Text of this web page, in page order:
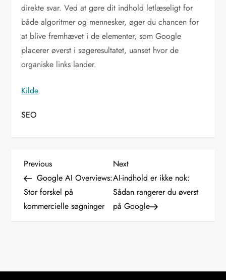
direkte svar. Ved at gøre dit indhold letlæseligt for
både algoritmer og mennesker, øger du chancen for
at blive fremhævet i de elementer, som Google
placerer øverst i søgeresultatet, uanset hvor de
organiske links lander.
Kilde
SEO
I
n
d
Previous
Post
Previous
Google AI Overviews:
Stor forskel på
kommercielle søgninger
Next
Post
Next
AI-indhold er ikke nok:
Sådan rangerer du øverst
på Google